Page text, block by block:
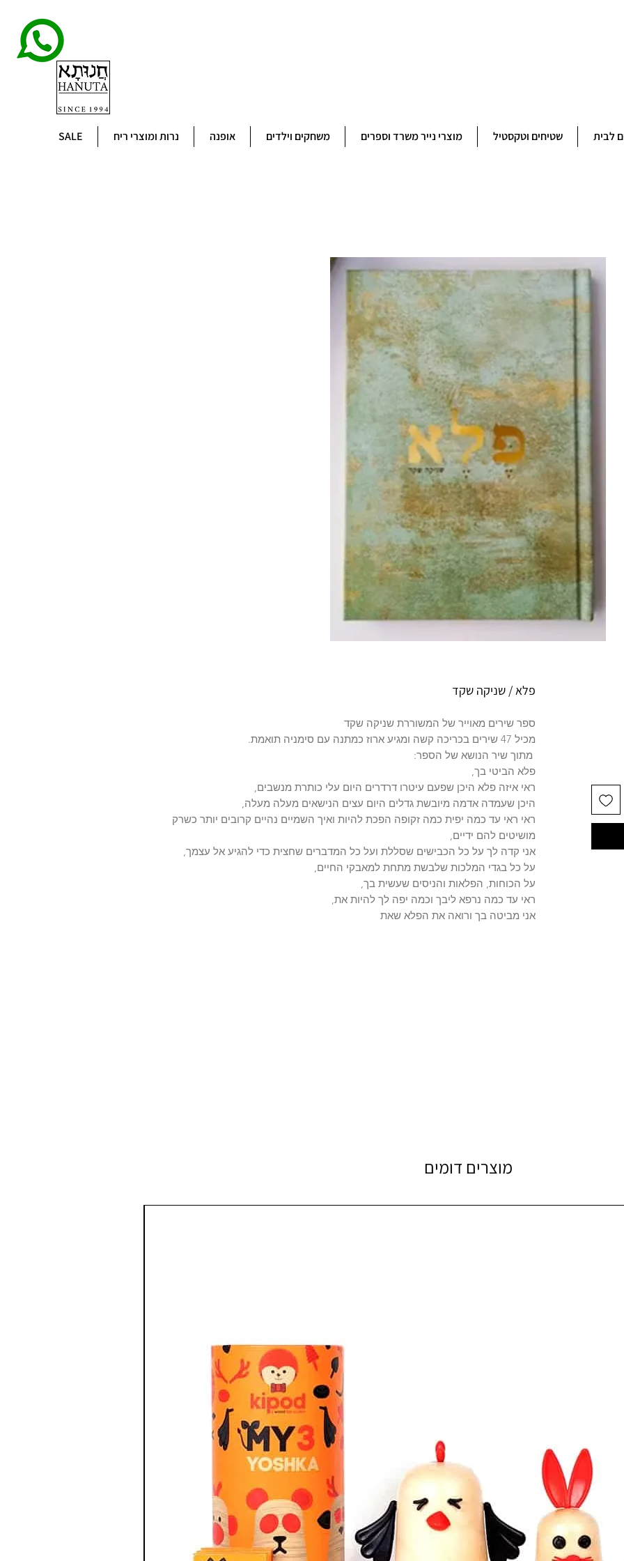
לבית שטיחים וטקסטיל מוצרי נייר משרד וספרים משחקים וילדים אופנה נרות ומוצרי ריח SALE
פלא / שניקה שקד
ספר שירים מאוייר של המשוררת שניקה שקד
מכיל 47 שירים בכריכה קשה ומגיע ארוז כמתנה עם סימניה תואמת.
מתוך שיר הנושא של הספר:
פלא הביטי בך,
ראי איזה פלא היכן שפעם עיטרו דרדרים היום עלי כותרת מנשבים,
היכן שעמדה אדמה מיובשת גדלים היום עצים הנישאים מעלה מעלה,
ראי ראי עד כמה יפית כמה זקופה הפכת להיות ואיך השמיים נהיים קרובים יותר כשרק
מושיטים להם ידיים,
אני קדה לך על כל הכבישים שסללת ועל כל המדברים שחצית כדי להגיע אל עצמך,
על כל בגדי המלכות שלבשת מתחת למאבקי החיים,
על הכוחות, הפלאות והניסים שעשית בך,
ראי עד כמה נרפא ליבך וכמה יפה לך להיות את,
אני מביטה בך ורואה את הפלא שאת
מוצרים דומים